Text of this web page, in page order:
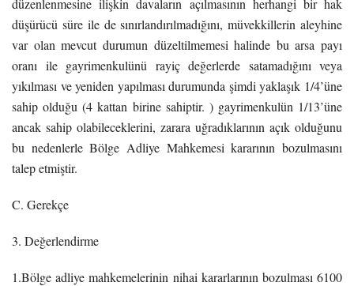
düzenlenmesine ilişkin davaların açılmasının herhangi bir hak
düşürücü süre ile de sınırlandırılmadığını, müvekkillerin aleyhine
var olan mevcut durumun düzeltilmemesi halinde bu arsa payı
oranı ile gayrimenkulünü rayiç değerlerde satamadığını veya
yıkılması ve yeniden yapılması durumunda şimdi yaklaşık 1/4’üne
sahip olduğu (4 kattan birine sahiptir. ) gayrimenkulün 1/13’üne
ancak sahip olabileceklerini, zarara uğradıklarının açık olduğunu
bu nedenlerle Bölge Adliye Mahkemesi kararının bozulmasını
talep etmiştir.
C. Gerekçe
3. Değerlendirme
1.Bölge adliye mahkemelerinin nihai kararlarının bozulması 6100